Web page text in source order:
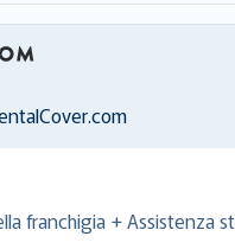
franchigia + Assistenza